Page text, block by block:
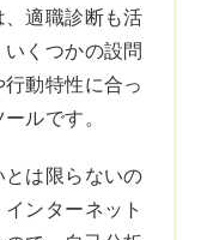
適職診断も活
くつかの設問
動特性に合っ
ルです。
は限らないの
ンターネット